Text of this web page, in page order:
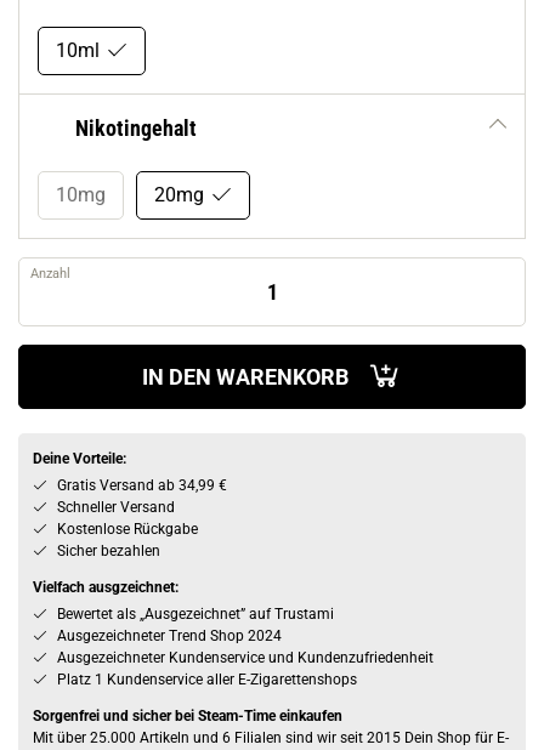
10ml
Nikotingehalt
10mg 20mg
Anzahl
IN DEN WARENKORB
Deine Vorteile:
Gratis Versand ab 34,99 €
Schneller Versand
Kostenlose Rückgabe
Sicher bezahlen
Vielfach ausgzeichnet:
Bewertet als „Ausgezeichnet” auf Trustami
Ausgezeichneter Trend Shop 2024
Ausgezeichneter Kundenservice und Kundenzufriedenheit
Platz 1 Kundenservice aller E-Zigarettenshops
Sorgenfrei und sicher bei Steam-Time einkaufen
Mit über 25.000 Artikeln und 6 Filialen sind wir seit 2015 Dein Shop für E-